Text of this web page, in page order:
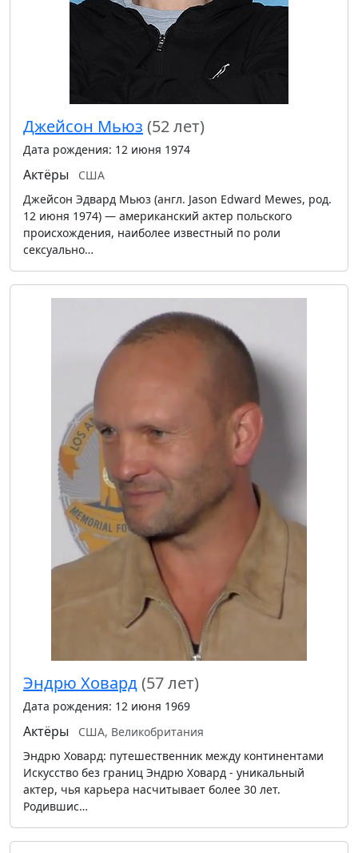
Джейсон Мьюз (52 лет)
Дата рождения: 12 июня 1974
Актёры
США
Джейсон Эдвард Мьюз (англ. Jason Edward Mewes, род.
12 июня 1974) — американский актер польского
происхождения, наиболее известный по роли
сексуально…
Эндрю Ховард(57 лет)
Дата рождения: 12 июня 1969
Актёры
США, Великобритания
Эндрю Ховард: путешественник между континентами
Искусство без границ Эндрю Ховард - уникальный
актер, чья карьера насчитывает более 30 лет.
Родившис…